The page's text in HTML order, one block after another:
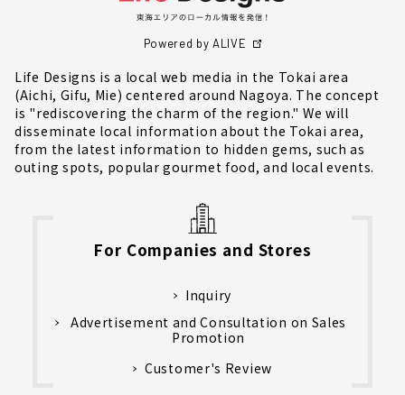
Powered by ALIVE
Life Designs is a local web media in the Tokai area
(Aichi, Gifu, Mie) centered around Nagoya. The concept
is "rediscovering the charm of the region." We will
disseminate local information about the Tokai area,
from the latest information to hidden gems, such as
outing spots, popular gourmet food, and local events.
For Companies and Stores
Inquiry
Advertisement and Consultation on Sales
Promotion
Customer's Review